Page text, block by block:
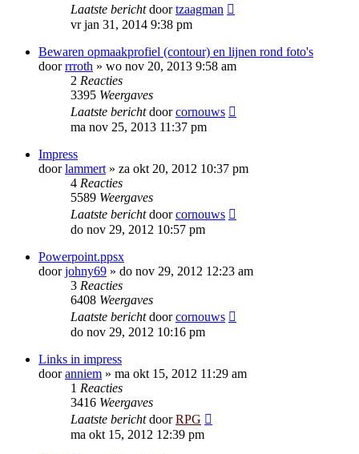
Laatste berichtdoortzaagman
vr jan 31, 2014 9:38 pm
Bewaren opmaakprofiel (contour) en lijnen rond foto's
doorrrroth » wo nov 20, 2013 9:58 am
2 Reacties
3395 Weergaves
Laatste berichtdoorcornouws
ma nov 25, 2013 11:37 pm
Impress
doorlammert » za okt 20, 2012 10:37 pm
4 Reacties
5589 Weergaves
Laatste berichtdoorcornouws
do nov 29, 2012 10:57 pm
Powerpoint.ppsx
doorjohny69 » do nov 29, 2012 12:23 am
3 Reacties
6408 Weergaves
Laatste berichtdoorcornouws
do nov 29, 2012 10:16 pm
Links in impress
dooranniem » ma okt 15, 2012 11:29 am
1 Reacties
3416 Weergaves
Laatste berichtdoorRPG
ma okt 15, 2012 12:39 pm